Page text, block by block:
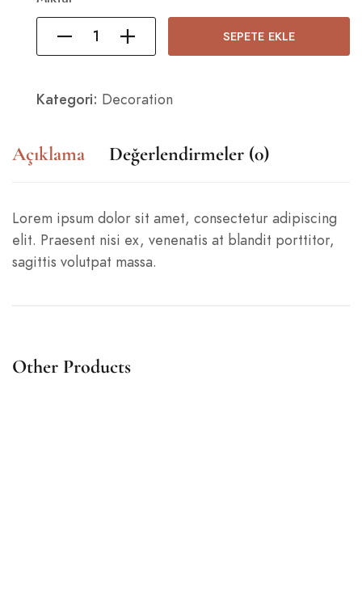
SEPETE EKLE
Kategori: Decoration
Açıklama Değerlendirmeler (0)
Lorem ipsum dolor sit amet, consectetur adipiscing
elit. Praesent nisi ex, venenatis at blandit porttitor,
sagittis volutpat massa.
Other Products